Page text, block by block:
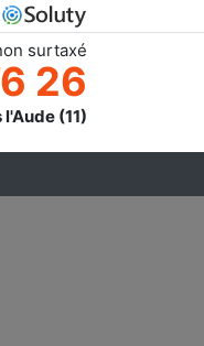
surtaxé
26
(11)